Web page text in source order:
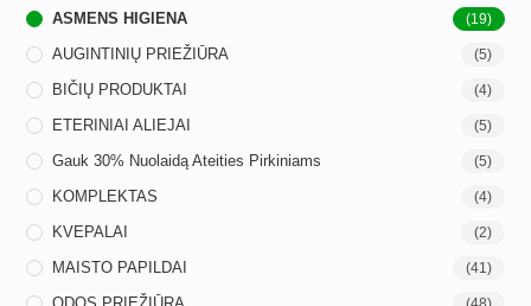
ASMENS HIGIENA (19)
AUGINTINIŲ PRIEŽIŪRA (5)
BIČIŲ PRODUKTAI (4)
ETERINIAI ALIEJAI (5)
Gauk 30% Nuolaidą Ateities Pirkiniams (5)
KOMPLEKTAS (4)
KVEPALAI (2)
MAISTO PAPILDAI (41)